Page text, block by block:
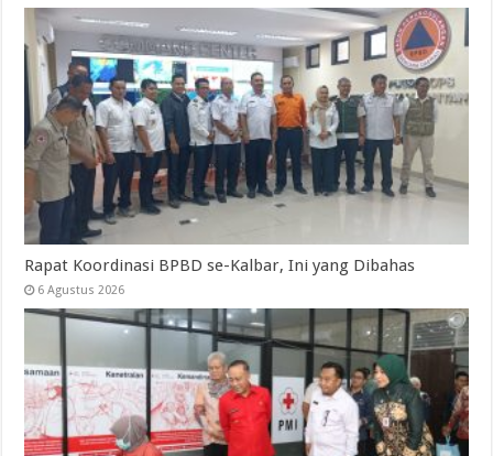
Rapat Koordinasi BPBD se-Kalbar, Ini yang Dibahas
6 Agustus 2026